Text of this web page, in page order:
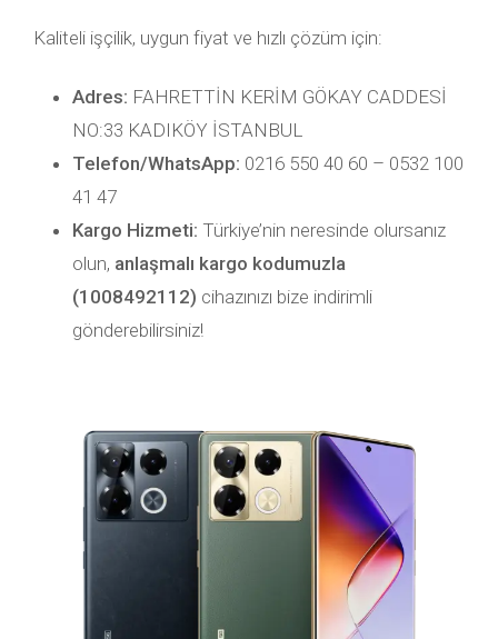
Kaliteli işçilik, uygun fiyat ve hızlı çözüm için:
Adres: FAHRETTİN KERİM GÖKAY CADDESİ
NO:33 KADIKÖY İSTANBUL
Telefon/WhatsApp: 0216 550 40 60 – 0532 100
41 47
Kargo Hizmeti: Türkiye’nin neresinde olursanız
olun, anlaşmalı kargo kodumuzla
(1008492112) cihazınızı bize indirimli
gönderebilirsiniz!